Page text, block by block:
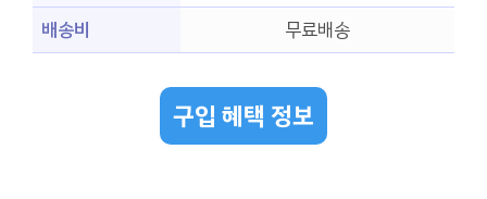
배송비
무료배송
구입 혜택 정보